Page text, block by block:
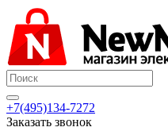
+7(495)134-7272
Заказать звонок